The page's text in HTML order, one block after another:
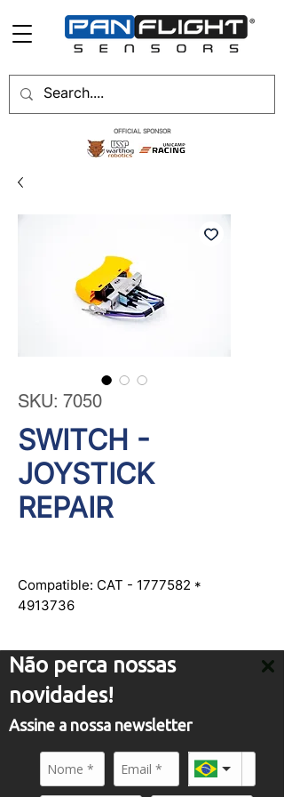
Não perca nossas
novidades!
Assine a nossa newsletter
OFFICIAL SPONSOR
SKU: 7050
SWITCH -
JOYSTICK
REPAIR
Compatible: CAT - 1777582 *
4913736
SERVICE
comercial01@panflight.com
+55 (19) 3437-2010